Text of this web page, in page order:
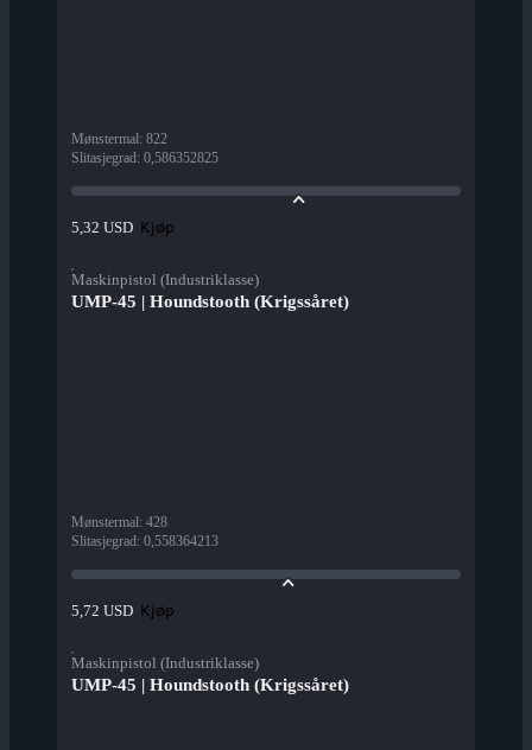
Mønstermal: 822
Slitasjegrad: 0,586352825
5,32 USD Kjøp
Maskinpistol (Industriklasse)
UMP-45 | Houndstooth (Krigssåret)
Mønstermal: 428
Slitasjegrad: 0,558364213
5,72 USD Kjøp
Maskinpistol (Industriklasse)
UMP-45 | Houndstooth (Krigssåret)